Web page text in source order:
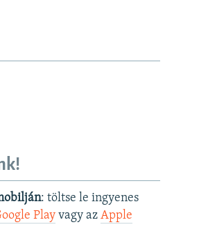
: töltse le ingyenes
Playvagy az Apple